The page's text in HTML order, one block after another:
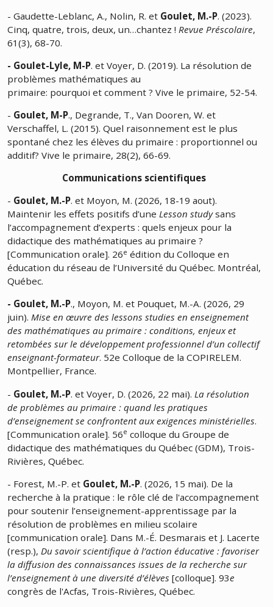
- Gaudette-Leblanc, A., Nolin, R. et Goulet, M.-P. (2023).
Cinq, quatre, trois, deux, un…chantez ! Revue Préscolaire,
61(3), 68-70.
- Goulet-Lyle, M-P. et Voyer, D. (2019). La résolution de
problèmes mathématiques au
primaire: pourquoi et comment ? Vive le primaire, 52-54.
- Goulet, M-P., Degrande, T., Van Dooren, W. et
Verschaffel, L. (2015). Quel raisonnement est le plus
spontané chez les élèves du primaire : proportionnel ou
additif? Vive le primaire, 28(2), 66-69.
Communications scientifiques
- Goulet, M.-P. et Moyon, M. (2026, 18-19 aout).
Maintenir les effets positifs d’une Lesson studysans
l’accompagnement d’experts : quels enjeux pour la
didactique des mathématiques au primaire ?
[Communication orale]. 26e édition du Colloque en
éducation du réseau de l’Université du Québec. Montréal,
Québec.
- Goulet, M.-P., Moyon, M. et Pouquet, M.-A. (2026, 29
juin). Mise en œuvre des lessons studies en enseignement
des mathématiques au primaire : conditions, enjeux et
retombées sur le développement professionnel d’un collectif
enseignant-formateur. 52e Colloque de la COPIRELEM.
Montpellier, France.
- Goulet, M.-P. et Voyer, D. (2026, 22 mai). La résolution
de problèmes au primaire : quand les pratiques
d’enseignement se confrontent aux exigences ministérielles.
[Communication orale]. 56e colloque du Groupe de
didactique des mathématiques du Québec (GDM), Trois-
Rivières, Québec.
- Forest, M.-P. et Goulet, M.-P. (2026, 15 mai). De la
recherche à la pratique : le rôle clé de l'accompagnement
pour soutenir l’enseignement-apprentissage par la
résolution de problèmes en milieu scolaire
[communication orale]. Dans M.-É. Desmarais et J. Lacerte
(resp.), Du savoir scientifique à l’action éducative : favoriser
la diffusion des connaissances issues de la recherche sur
l’enseignement à une diversité d’élèves [colloque]. 93e
congrès de l'Acfas, Trois-Rivières, Québec.